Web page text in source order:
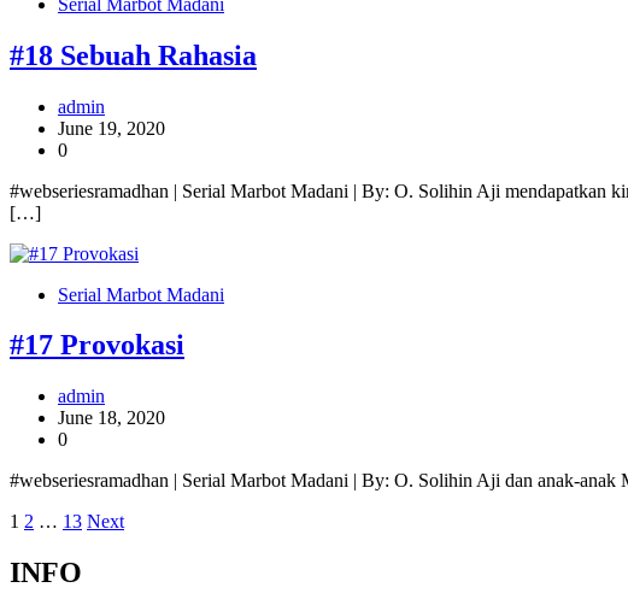
#18 Sebuah Rahasia
admin
June 19, 2020
0
#webseriesramadhan | Serial Marbot Madani | By: O. Solihin Aji mendapatkan
[…]
Serial Marbot Madani
#17 Provokasi
admin
June 18, 2020
0
#webseriesramadhan | Serial Marbot Madani | By: O. Solihin Aji dan anak-
Posts
pagination
1 2 … 13 Next
INFO